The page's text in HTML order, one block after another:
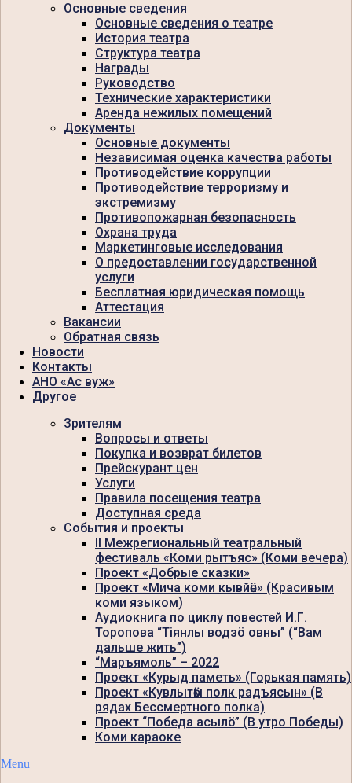
Основные сведения
Основные сведения о театре
История театра
Структура театра
Награды
Руководство
Технические характеристики
Аренда нежилых помещений
Документы
Основные документы
Независимая оценка качества работы
Противодействие коррупции
Противодействие терроризму и
экстремизму
Противопожарная безопасность
Охрана труда
Маркетинговые исследования
О предоставлении государственной
услуги
Бесплатная юридическая помощь
Аттестация
Вакансии
Обратная связь
Новости
Контакты
АНО «Ас вуж»
Другое
Зрителям
Вопросы и ответы
Покупка и возврат билетов
Прейскурант цен
Услуги
Правила посещения театра
Доступная среда
События и проекты
II Межрегиональный театральный
фестиваль «Коми рытъяс» (Коми вечера)
Проект «Добрые сказки»
Проект «Мича коми кывйӧн» (Красивым
коми языком)
Аудиокнига по циклу повестей И.Г.
Торопова “Тiянлы водзö овны” (“Вам
дальше жить”)
“Маръямоль” – 2022
Проект «Курыд паметь» (Горькая память)
Проект «Кувлытӧм полк радъясын» (В
рядах Бессмертного полка)
Проект “Победа асылö” (В утро Победы)
Коми караоке
Menu